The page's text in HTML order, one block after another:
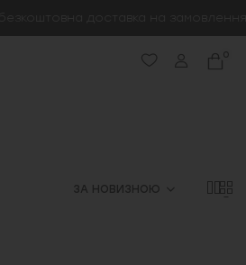
безкоштовна доставка на замовлення
0
ЗА НОВИЗНОЮ